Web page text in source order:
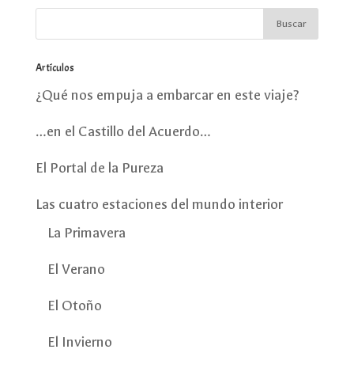
Artículos
¿Qué nos empuja a embarcar en este viaje?
…en el Castillo del Acuerdo…
El Portal de la Pureza
Las cuatro estaciones del mundo interior
La Primavera
El Verano
El Otoño
El Invierno